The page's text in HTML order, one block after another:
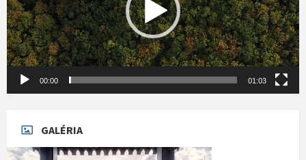
00:00 01:03
GALÉRIA